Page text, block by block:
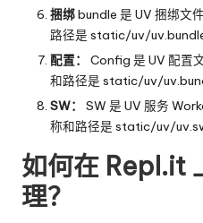
捆绑bundle 是 UV 捆绑文
路径是 static/uv/
配置：
Config 是 UV 配置
和路径是 static/uv/
SW：
SW 是 UV 服务
称和路径是 static/uv/
如何在 Repl.it
理？